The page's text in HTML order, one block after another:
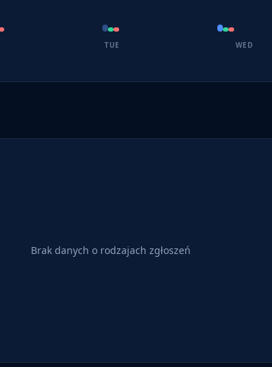
TUE WED
Brak danych o rodzajach zgłoszeń